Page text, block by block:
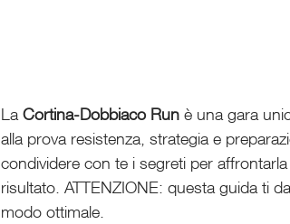
La Cortina-Dobbiaco Run è una gara
alla prova resistenza, strategia e
condividere con te i segreti per
risultato. ATTENZIONE: questa guida ti
modo ottimale.